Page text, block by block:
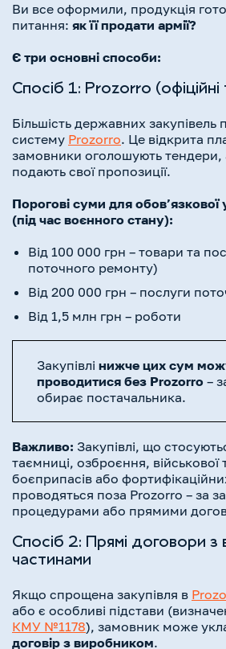
Ви все оформили, продукція
питання: як її продати армії?
Є три основні способи:
Спосіб 1: Prozorro
Більшість державних закупівель
систему Prozorro. Це відкрита
замовники оголошують тендери,
подають свої пропозиції.
Порогові суми для обов’язкової
(під час воєнного стану):
Від 100 000 грн – товари та
поточного ремонту)
Від 200 000 грн – послуги
Від 1,5 млн грн – роботи
Закупівлі нижче цих сум
проводитися без Prozorro –
обирає постачальника.
Важливо: Закупівлі, що
таємниці, озброєння, військової
боєприпасів або
проводяться поза Prozorro – за
процедурами або прямими
Спосіб 2: Прямі договори з
частинами
Якщо спрощена закупівля в
або є особливі підстави
КМУ №1178), замовник може
договір з виробником.